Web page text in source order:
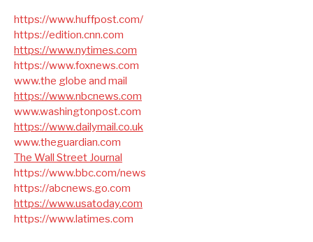
https://www.huffpost.com/
https://edition.cnn.com
https://www.nytimes.com
https://www.foxnews.com
www.the globe and mail
https://www.nbcnews.com
www.washingtonpost.com
https://www.dailymail.co.uk
www.theguardian.com
The Wall Street Journal
https://www.bbc.com/news
https://abcnews.go.com
https://www.usatoday.com
https://www.latimes.com